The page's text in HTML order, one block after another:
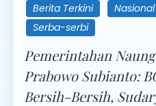
Berita Terkini Nasional
Serba-serbi
Pemerintahan
Prabowo Subianto:
Bersih-Bersih,